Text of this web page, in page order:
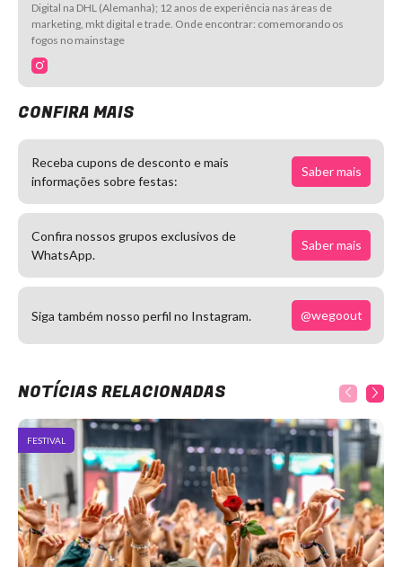
Digital na DHL (Alemanha); 12 anos de experiência nas áreas de
marketing, mkt digital e trade. Onde encontrar: comemorando os
fogos no mainstage
CONFIRA MAIS
Receba cupons de desconto e mais
informações sobre festas:
Saber mais
Confira nossos grupos exclusivos de
WhatsApp.
Saber mais
Siga também nosso perfil no Instagram. @wegoout
NOTÍCIAS RELACIONADAS
FESTIVAL